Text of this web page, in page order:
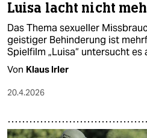
Luisa lacht nicht
Das Thema sexueller
geistiger Behinderung ist
Spielfilm „Luisa“ untersucht
Von Klaus Irler
20.4.2026